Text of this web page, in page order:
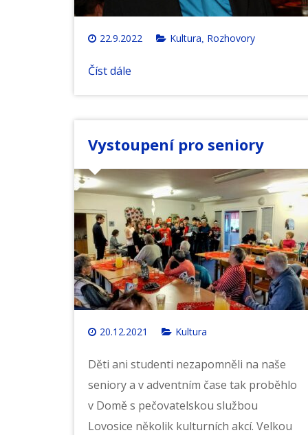
22.9.2022 Kultura Rozhovory
Číst dále
Vystoupení pro seniory
20.12.2021 Kultura
Děti ani studenti nezapomněli na naše
seniory a v adventním čase tak proběhlo
v Domě s pečovatelskou službou
Lovosice několik kulturních akcí. Velkou